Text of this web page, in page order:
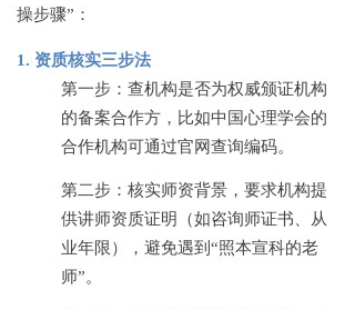
操步骤”：
1. 资质核实三步法
第一步：查机构是否为权威颁证机构
的备案合作方，比如中国心理学会的
合作机构可通过官网查询编码。
第二步：核实师资背景，要求机构提
供讲师资质证明（如咨询师证书、从
业年限），避免遇到 “照本宣科的老
师”。